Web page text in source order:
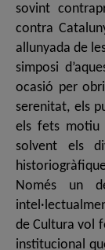
sovint
contra
allunyada de
simposi
ocasió per
serenitat, els
els fets motiu
solvent els
Només un
de Cultura vol
institucional